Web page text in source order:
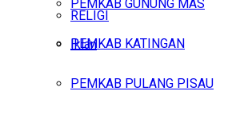
RELIGI
Iklan
Sabtu, Agustus 8, 2026
PEMKAB GUNUNG MAS
PEMKAB KATINGAN
PEMKAB PULANG PISAU